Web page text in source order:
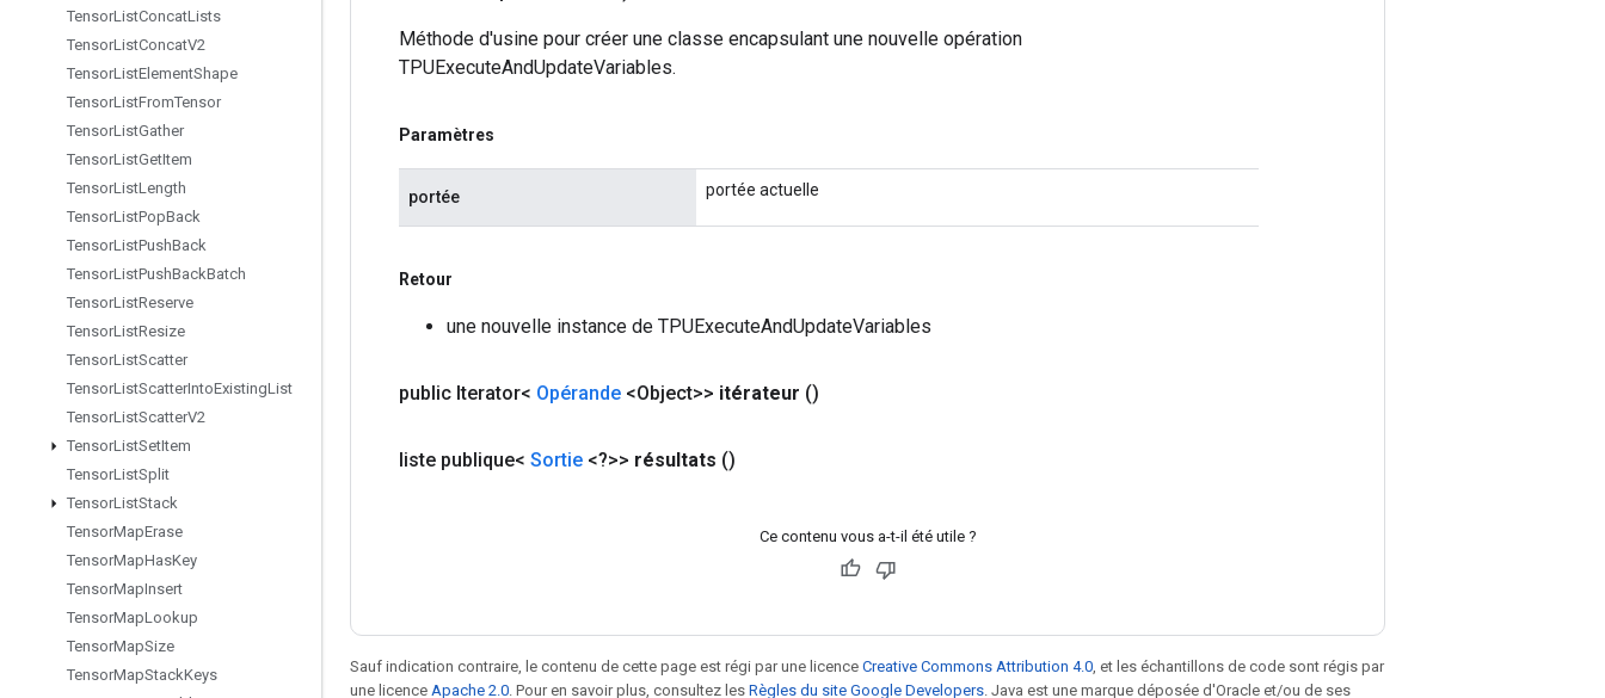
TensorListConcatLists
TensorListConcatV2
TensorListElementShape
TensorListFromTensor
TensorListGather
TensorListGetItem
TensorListLength
TensorListPopBack
TensorListPushBack
TensorListPushBackBatch
TensorListReserve
TensorListResize
TensorListScatter
TensorListScatterIntoExistingList
TensorListScatterV2
TensorListSetItem
TensorListSplit
TensorListStack
TensorMapErase
TensorMapHasKey
TensorMapInsert
TensorMapLookup
TensorMapSize
TensorMapStackKeys
Méthode d'usine pour créer une classe encapsulant une nouvelle opération
TPUExecuteAndUpdateVariables.
Paramètres
portée portée actuelle
Retour
une nouvelle instance de TPUExecuteAndUpdateVariables
public Iterator< Opérande <Object>> itérateur ()
liste publique< Sortie <?>> résultats ()
Ce contenu vous a-t-il été utile ?
Sauf indication contraire, le contenu de cette page est régi par une licence Creative Commons Attribution 4.0 , et les échantillons de code sont régis par
une licence Apache 2.0 . Pour en savoir plus, consultez les Règles du site Google Developers . Java est une marque déposée d'Oracle et/ou de ses